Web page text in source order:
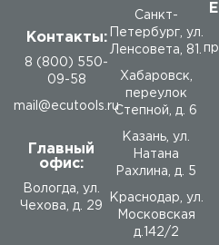
Контакты:
8 (800) 550-
09-58
mail@ecutools.ru
Главный
офис:
Вологда, ул.
Чехова, д. 29
Санкт-
Петербург, ул.
Ленсовета, 81.
Хабаровск,
переулок
Степной, д. 6
Казань, ул.
Натана
Рахлина, д. 5
Краснодар, ул.
Московская
д.142/2